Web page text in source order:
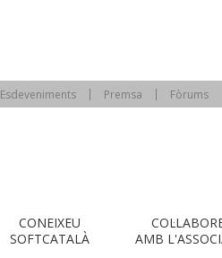
Esdeveniments Premsa Fòrums
CONEIXEU
SOFTCATALÀ
AMB